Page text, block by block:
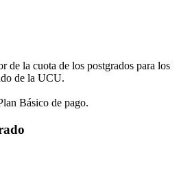
de la cuota de los postgrados para los
de la UCU.
Básico de pago.